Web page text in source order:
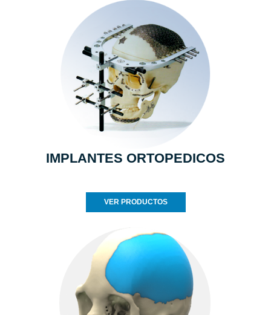
IMPLANTES ORTOPEDICOS
VER PRODUCTOS